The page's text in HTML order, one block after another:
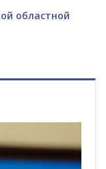
областной